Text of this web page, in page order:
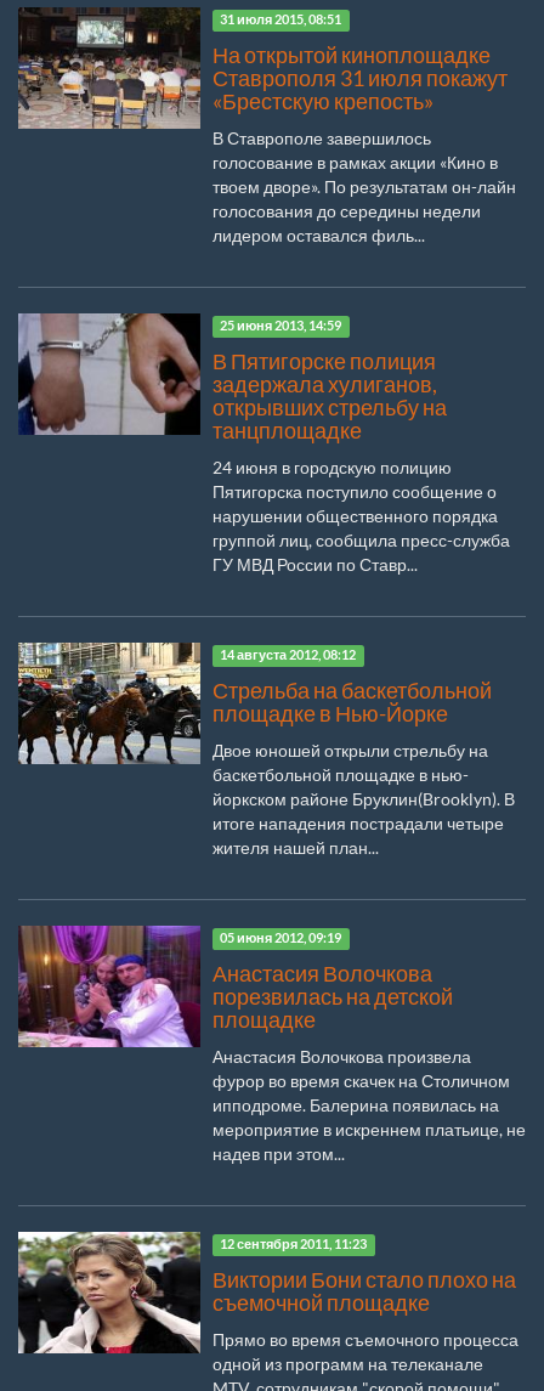
31 июля 2015, 08:51
На открытой киноплощадке
Ставрополя 31 июля покажут
«Брестскую крепость»
В Ставрополе завершилось
голосование в рамках акции «Кино в
твоем дворе». По результатам он-лайн
голосования до середины недели
лидером оставался филь...
25 июня 2013, 14:59
В Пятигорске полиция
задержала хулиганов,
открывших стрельбу на
танцплощадке
24 июня в городскую полицию
Пятигорска поступило сообщение о
нарушении общественного порядка
группой лиц, сообщила пресс-служба
ГУ МВД России по Ставр...
14 августа 2012, 08:12
Стрельба на баскетбольной
площадке в Нью-Йорке
Двое юношей открыли стрельбу на
баскетбольной площадке в нью-
йоркском районе Бруклин(Brooklyn). В
итоге нападения пострадали четыре
жителя нашей план...
05 июня 2012, 09:19
Анастасия Волочкова
порезвилась на детской
площадке
Анастасия Волочкова произвела
фурор во время скачек на Столичном
ипподроме. Балерина появилась на
мероприятие в искреннем платьице, не
надев при этом...
12 сентября 2011, 11:23
Виктории Бони стало плохо на
съемочной площадке
Прямо во время съемочного процесса
одной из программ на телеканале